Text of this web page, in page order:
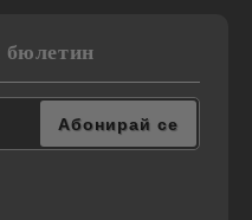
бюлетин